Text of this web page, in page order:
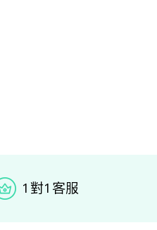
1对1客服